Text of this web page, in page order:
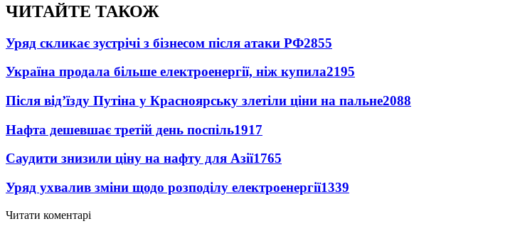
ЧИТАЙТЕ ТАКОЖ
Уряд скликає зустрічі з бізнесом після атаки РФ2855
Україна продала більше електроенергії, ніж купила2195
Після від’їзду Путіна у Красноярську злетіли ціни на пальне2088
Нафта дешевшає третій день поспіль1917
Саудити знизили ціну на нафту для Азії1765
Уряд ухвалив зміни щодо розподілу електроенергії1339
Читати коментарі